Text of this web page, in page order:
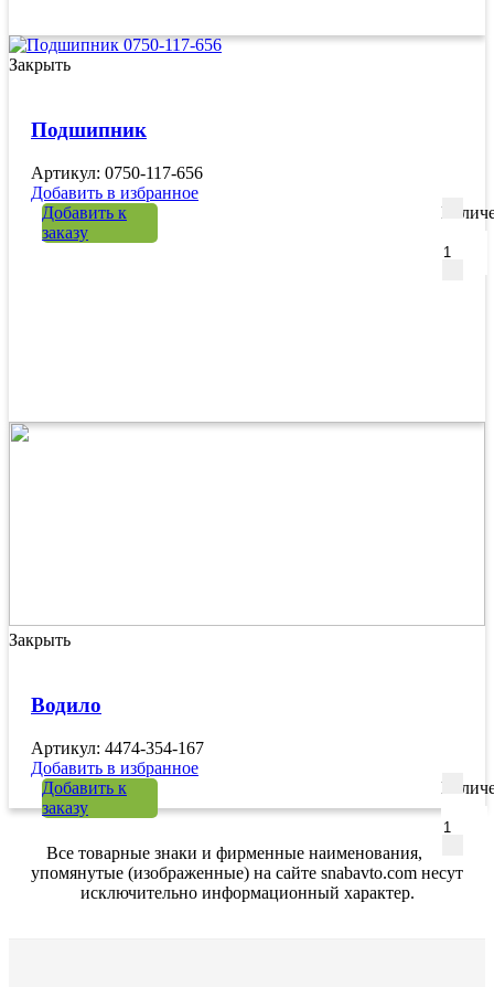
Закрыть
Подшипник
Артикул: 0750-117-656
Добавить в избранное
Добавить к
заказу
Закрыть
Водило
Артикул: 4474-354-167
Добавить в избранное
Добавить к
заказу
Все товарные знаки и фирменные наименования,
упомянутые (изображенные) на сайте snabavto.com несут
исключительно информационный характер.